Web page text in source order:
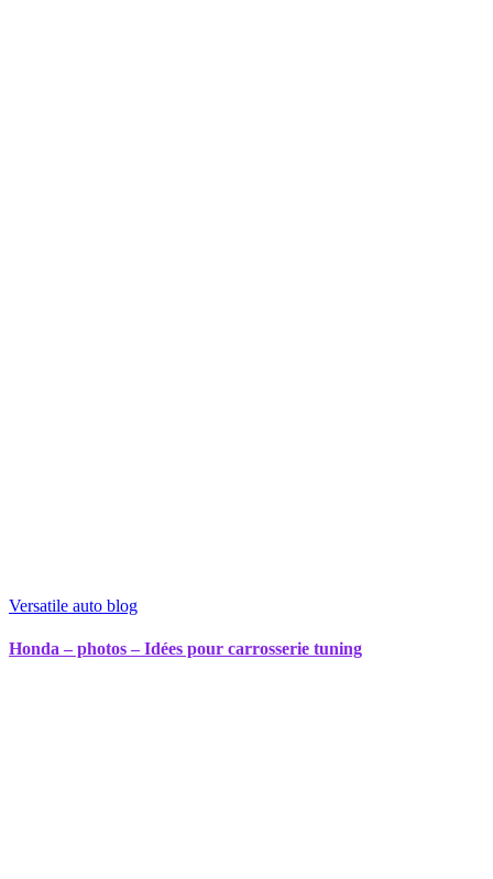
Versatile auto blog
Honda – photos – Idées pour carrosserie tuning